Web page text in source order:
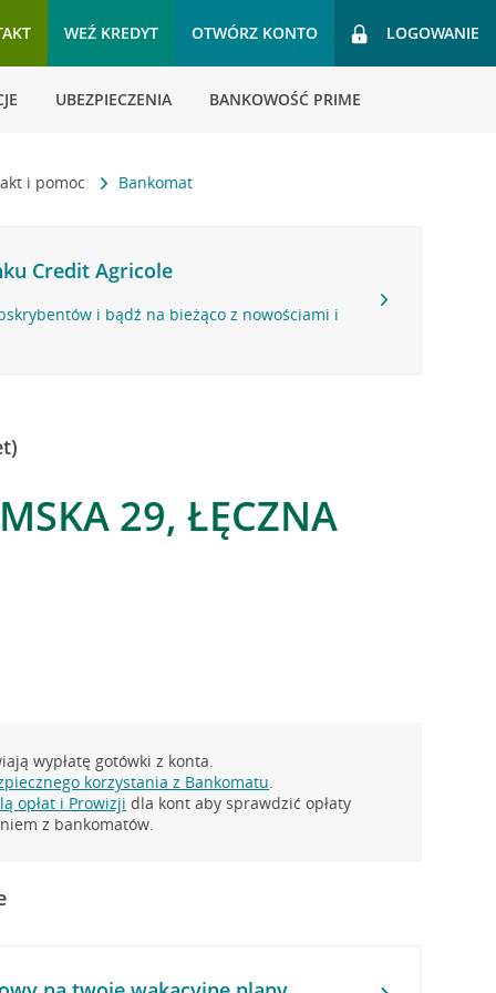
WEŹ KREDYT OTWÓRZ KONTO LOGOWANIE
UBEZPIECZENIA BANKOWOŚĆ PRIME
i pomoc Bankomat
Credit Agricole
i bądź na bieżąco z nowościami i
29, ŁĘCZNA
wypłatę gotówki z konta.
korzystania z Bankomatu.
opłat i Prowizji dla kont aby sprawdzić opłaty
z bankomatów.